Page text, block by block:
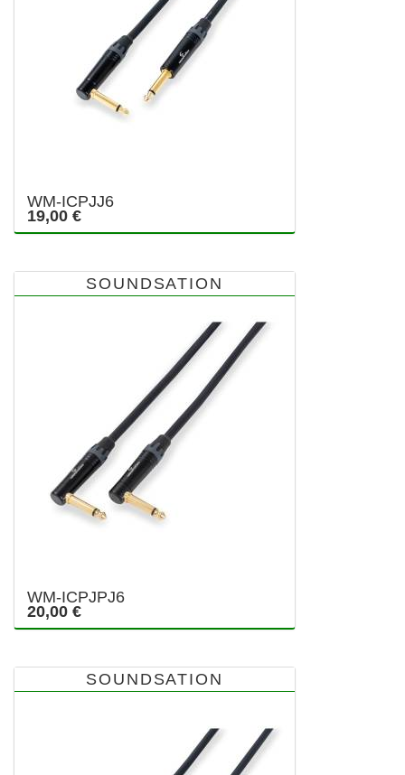
WM-ICPJJ6
19,00 €
SOUNDSATION
WM-ICPJPJ6
20,00 €
SOUNDSATION